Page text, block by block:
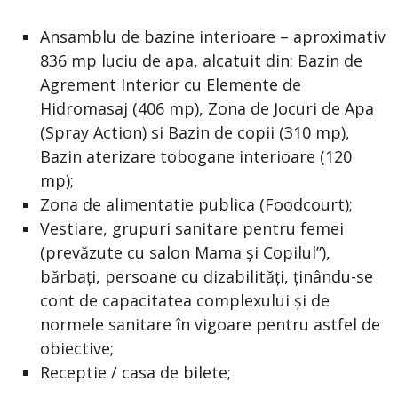
Ansamblu de bazine interioare – aproximativ
836 mp luciu de apa, alcatuit din: Bazin de
Agrement Interior cu Elemente de
Hidromasaj (406 mp), Zona de Jocuri de Apa
(Spray Action) si Bazin de copii (310 mp),
Bazin aterizare tobogane interioare (120
mp);
Zona de alimentatie publica (Foodcourt);
Vestiare, grupuri sanitare pentru femei
(prevăzute cu salon Mama şi Copilul”),
bărbaţi, persoane cu dizabilități, ţinându-se
cont de capacitatea complexului şi de
normele sanitare în vigoare pentru astfel de
obiective;
Receptie / casa de bilete;